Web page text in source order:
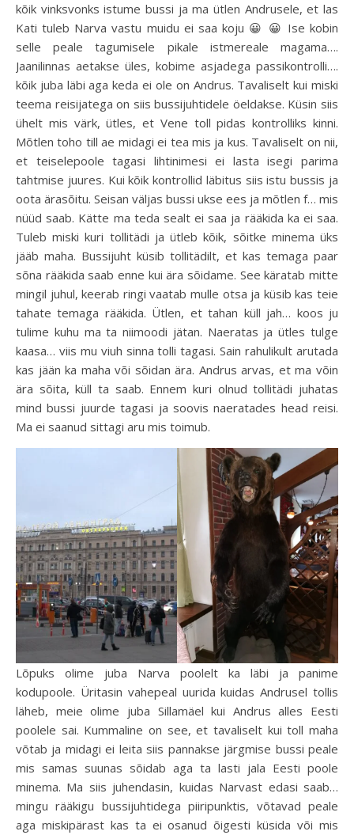
kõik vinksvonks istume bussi ja ma ütlen Andrusele, et las
Kati tuleb Narva vastu muidu ei saa koju 😀 😀 Ise kobin
selle peale tagumisele pikale istmereale magama….
Jaanilinnas aetakse üles, kobime asjadega passikontrolli….
kõik juba läbi aga keda ei ole on Andrus. Tavaliselt kui miski
teema reisijatega on siis bussijuhtidele öeldakse. Küsin siis
ühelt mis värk, ütles, et Vene toll pidas kontrolliks kinni.
Mõtlen toho till ae midagi ei tea mis ja kus. Tavaliselt on nii,
et teiselepoole tagasi lihtinimesi ei lasta isegi parima
tahtmise juures. Kui kõik kontrollid läbitus siis istu bussis ja
oota ärasõitu. Seisan väljas bussi ukse ees ja mõtlen f… mis
nüüd saab. Kätte ma teda sealt ei saa ja rääkida ka ei saa.
Tuleb miski kuri tollitädi ja ütleb kõik, sõitke minema üks
jääb maha. Bussijuht küsib tollitädilt, et kas temaga paar
sõna rääkida saab enne kui ära sõidame. See käratab mitte
mingil juhul, keerab ringi vaatab mulle otsa ja küsib kas teie
tahate temaga rääkida. Ütlen, et tahan küll jah… koos ju
tulime kuhu ma ta niimoodi jätan. Naeratas ja ütles tulge
kaasa… viis mu viuh sinna tolli tagasi. Sain rahulikult arutada
kas jään ka maha või sõidan ära. Andrus arvas, et ma võin
ära sõita, küll ta saab. Ennem kuri olnud tollitädi juhatas
mind bussi juurde tagasi ja soovis naeratades head reisi.
Ma ei saanud sittagi aru mis toimub.
Lõpuks olime juba Narva poolelt ka läbi ja panime
kodupoole. Üritasin vahepeal uurida kuidas Andrusel tollis
läheb, meie olime juba Sillamäel kui Andrus alles Eesti
poolele sai. Kummaline on see, et tavaliselt kui toll maha
võtab ja midagi ei leita siis pannakse järgmise bussi peale
mis samas suunas sõidab aga ta lasti jala Eesti poole
minema. Ma siis juhendasin, kuidas Narvast edasi saab…
mingu rääkigu bussijuhtidega piiripunktis, võtavad peale
aga miskipärast kas ta ei osanud õigesti küsida või mis